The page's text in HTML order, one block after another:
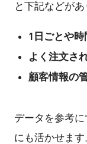
と下記などがあ
1日ごとや
よく注文さ
顧客情報の
データを参考
にも活かせます